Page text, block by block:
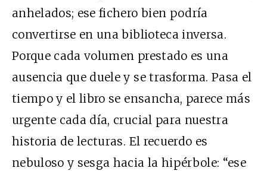
anhelados; ese fichero bien podría
convertirse en una biblioteca inversa.
Porque cada volumen prestado es una
ausencia que duele y se trasforma. Pasa el
tiempo y el libro se ensancha, parece más
urgente cada día, crucial para nuestra
historia de lecturas. El recuerdo es
nebuloso y sesga hacia la hipérbole: “ese